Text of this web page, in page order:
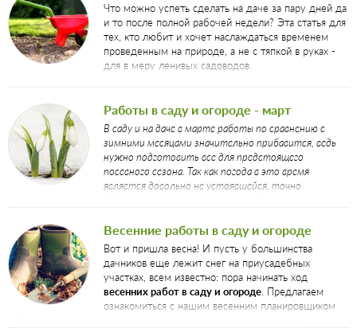
Что можно успеть сделать на даче за пару дней да
и то после полной рабочей недели? Эта статья для
тех, кто любит и хочет наслаждаться временем
проведенным на природе, а не с тяпкой в руках -
для в меру ленивых садоводов.
Работы в саду и огороде - март
В саду и на даче в марте работы по сравнению с
зимними месяцами значительно прибавится, ведь
нужно подготовить все для предстоящего
посевного сезона. Так как погода в это время
является довольно не устоявшейся, точно
Весенние работы в саду и огороде
Вот и пришла весна! И пусть у большинства
дачников еще лежит снег на приусадебных
участках, всем известно: пора начинать ход
весенних работ в саду и огороде . Предлагаем
ознакомиться с нашим весенним планировщиком